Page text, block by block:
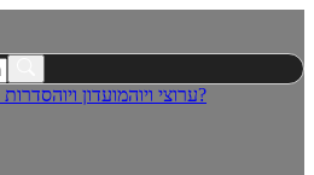
ערוצי ויוהמועדון ויוהסדרות מי אנחנו?